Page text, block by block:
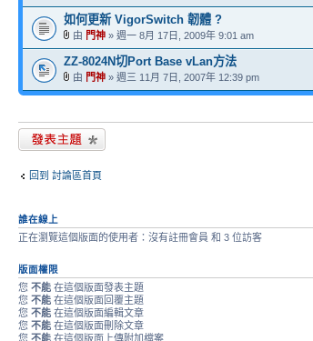
如何更新 VigorSwitch 韌體 ?
由 門神 » 週一 8月 17日, 2009年 9:01 am
ZZ-8024N切Port Base vLan方法
由 門神 » 週三 11月 7日, 2007年 12:39 pm
發表新主題
回到 討論區首頁
誰在線上
正在瀏覽這個版面的使用者：沒有註冊會員 和 3 位訪客
版面權限
您 不能 在這個版面發表主題
您 不能 在這個版面回覆主題
您 不能 在這個版面編輯文章
您 不能 在這個版面刪除文章
您 不能 在這個版面上傳附加檔案